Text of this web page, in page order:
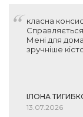
класна
Мені для
зручніше
ІЛОНА
13.07.2026